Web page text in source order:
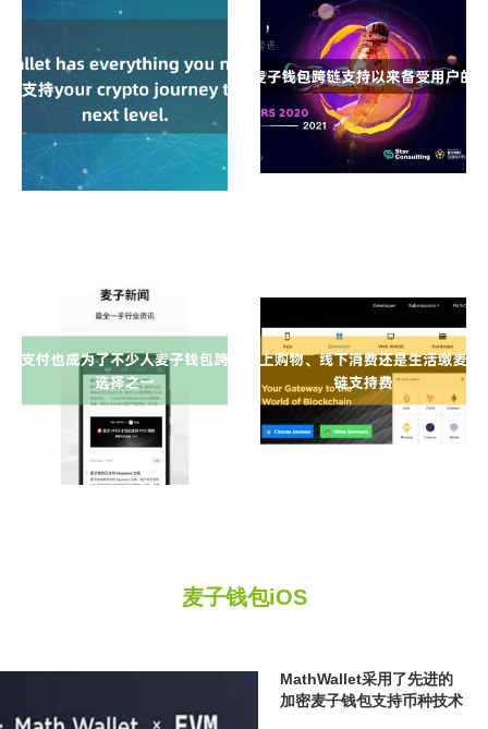
麦子钱包iOS
MathWallet采用了先进的
加密麦子钱包支持币种技术